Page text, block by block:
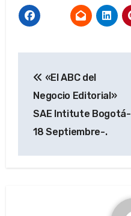
de
entradas
«El ABC del
Negocio Editorial»
SAE Intitute Bogotá-
18 Septiembre-.